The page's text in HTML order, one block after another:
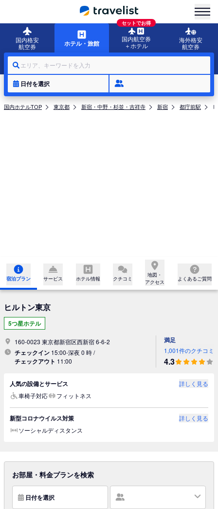
国内格安
航空券
ホテル・旅館
セットでお得
国内航空券
＋ホテル
海外格安
航空券
エリア、キーワードを入力
日付を選択
国内ホテルTOP 東京都 新宿・中野・杉並・吉祥寺 新宿 都庁前駅
宿泊プラン サービス ホテル情報 クチコミ
地図・
アクセス
よくあるご質問
ヒルトン東京
5つ星ホテル
160-0023 東京都新宿区西新宿 6-6-2
チェックイン 15:00-深夜 0 時 /
チェックアウト 11:00
満足
1,001件のクチコミ
4.3
人気の設備とサービス
詳しく見る
車椅子対応
フィットネス
新型コロナウイルス対策
詳しく見る
ソーシャルディスタンス
お部屋・料金プランを検索
日付を選択